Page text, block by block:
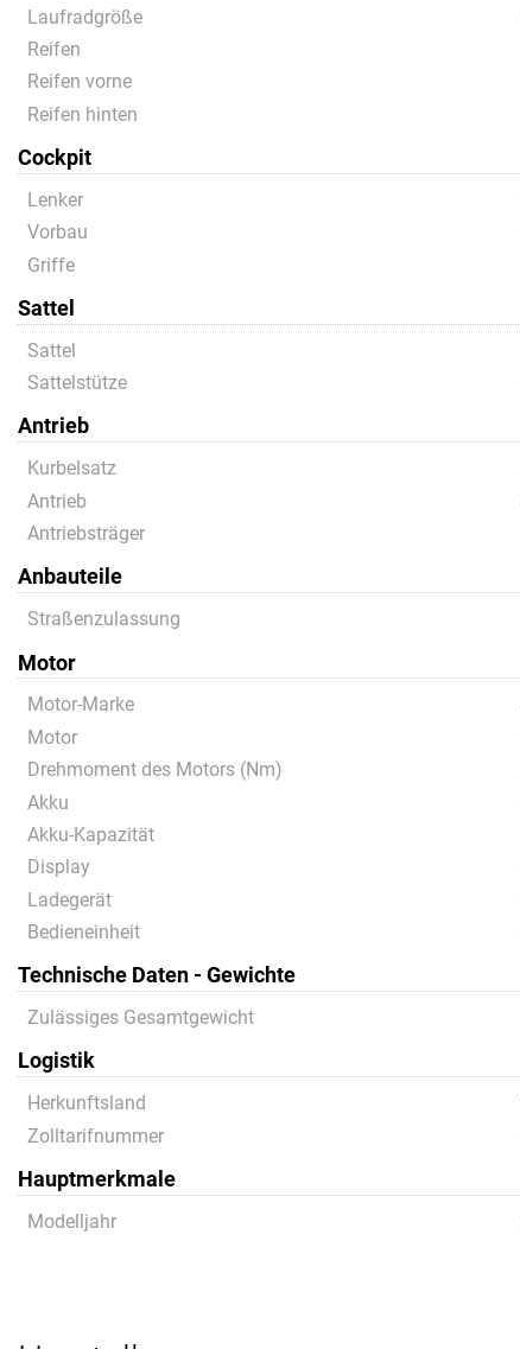
Laufradgröße
Reifen
Reifen vorne
Reifen hinten
Cockpit
Lenker
Vorbau
Griffe
Sattel
Sattel
Sattelstütze
Antrieb
Kurbelsatz
Antrieb
Antriebsträger
Anbauteile
Straßenzulassung
Motor
Motor-Marke
Motor
Drehmoment des Motors (Nm)
Akku
Akku-Kapazität
Display
Ladegerät
Bedieneinheit
Technische Daten - Gewichte
Zulässiges Gesamtgewicht
Logistik
Herkunftsland
Zolltarifnummer
Hauptmerkmale
Modelljahr